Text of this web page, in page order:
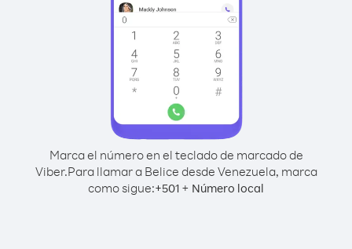
Marca el número en el teclado de marcado de
Viber.Para llamar a Belice desde Venezuela, marca
como sigue:+501 + Número local